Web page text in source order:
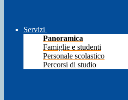
Servizi
Panoramica
Famiglie e studenti
Personale scolastico
Percorsi di studio